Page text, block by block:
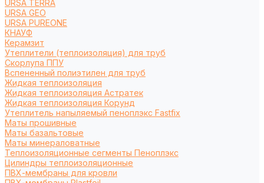
URSA TERRA
URSA GEO
URSA PUREONE
КНАУФ
Керамзит
Утеплители (теплоизоляция) для труб
Cкорлупа ППУ
Вспененный полиэтилен для труб
Жидкая теплоизоляция
Жидкая теплоизоляция Астратек
Жидкая теплоизоляция Корунд
Утеплитель напыляемый пеноплэкс Fastfix
Маты прошивные
Маты базальтовые
Маты минераловатные
Теплоизоляционные сегменты Пеноплэкс
Цилиндры теплоизоляционные
ПВХ-мембраны для кровли